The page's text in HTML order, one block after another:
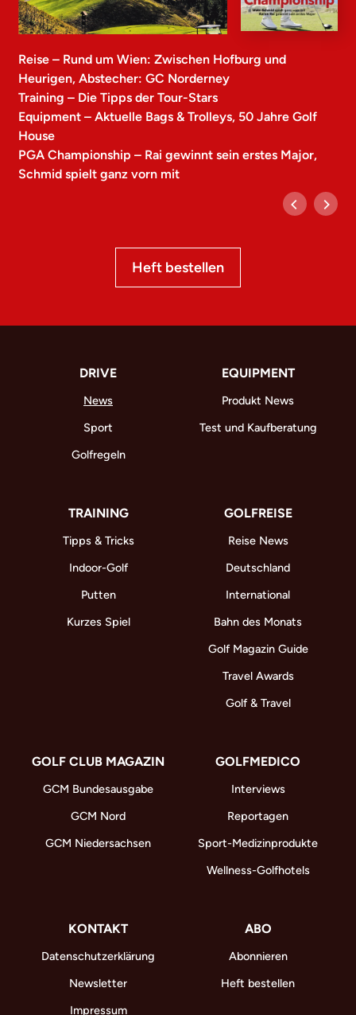
Reise – Rund um Wien: Zwischen Hofburg und
Heurigen, Abstecher: GC Norderney
Training – Die Tipps der Tour-Stars
Equipment – Aktuelle Bags & Trolleys, 50 Jahre Golf
House
PGA Championship – Rai gewinnt sein erstes Major,
Schmid spielt ganz vorn mit
Heft bestellen
DRIVE
News
Sport
Golfregeln
EQUIPMENT
Produkt News
Test und Kaufberatung
TRAINING
Tipps & Tricks
Indoor-Golf
Putten
Kurzes Spiel
GOLFREISE
Reise News
Deutschland
International
Bahn des Monats
Golf Magazin Guide
Travel Awards
Golf & Travel
GOLF CLUB MAGAZIN
GCM Bundesausgabe
GCM Nord
GCM Niedersachsen
GOLFMEDICO
Interviews
Reportagen
Sport-Medizinprodukte
Wellness-Golfhotels
KONTAKT
Datenschutzerklärung
Newsletter
Impressum
ABO
Abonnieren
Heft bestellen